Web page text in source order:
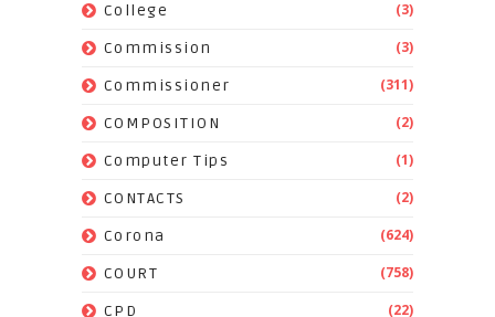
College (3)
Commission (3)
Commissioner (311)
COMPOSITION (2)
Computer Tips (1)
CONTACTS (2)
Corona (624)
COURT (758)
CPD (22)